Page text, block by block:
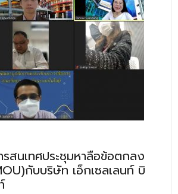
รสนเทศประชุมหาลือข้อตกลง
กับบริษัท เอ็กเซลเลนท์ บิ